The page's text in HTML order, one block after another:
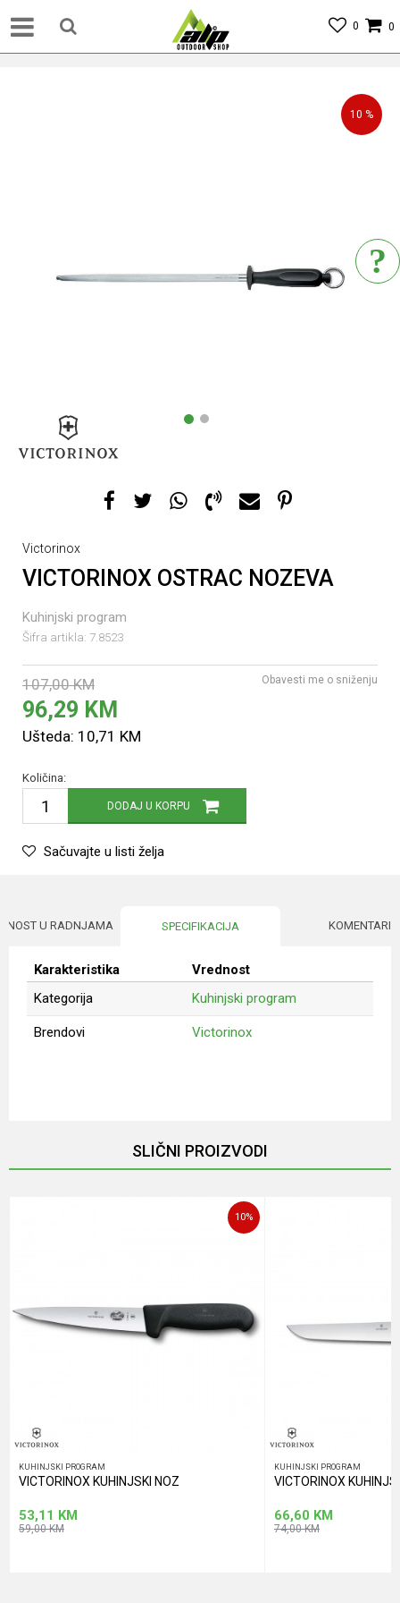
0
0
1 2
10 %
Victorinox
VICTORINOX OSTRAC NOZEVA
Kuhinjski program
Šifra artikla: 7.8523
107,00 KM
96,29 KM
Ušteda: 10,71 KM
Obavesti me o sniženju
Količina:
DODAJ U KORPU
Sačuvajte u listi želja
U RADNJAMA SPECIFIKACIJA KOMENTARI
Karakteristika
Vrednost
Kategorija
Kuhinjski program
Brendovi Victorinox
POŠALJI
SLIČNI PROIZVODI
10%
KUHINJSKI PROGRAM
VICTORINOX KUHINJSKI NOZ
53,11 KM
59,00KM
KUHINJSKI PROGRAM
VICTORINOX
66,60 KM
74,00KM